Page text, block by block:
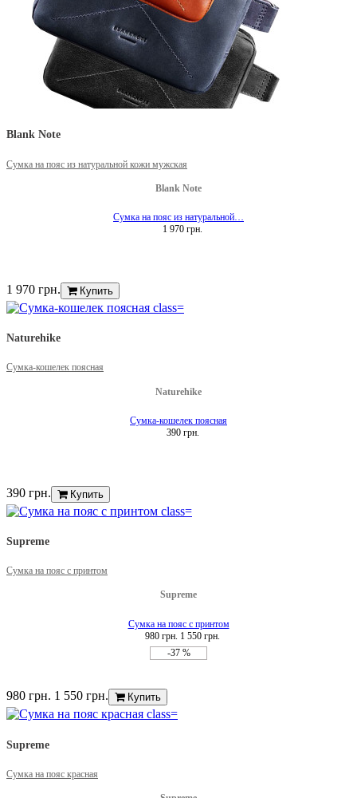
Blank Note
Сумка на пояс из натуральной кожи мужская
Blank Note
Сумка на пояс из натуральной…
1 970 грн.
1 970 грн. Купить
Naturehike
Сумка-кошелек поясная
Naturehike
Сумка-кошелек поясная
390 грн.
390 грн. Купить
Supreme
Сумка на пояс с принтом
Supreme
Сумка на пояс с принтом
980 грн. 1 550 грн.
-37 %
980 грн. 1 550 грн. Купить
Supreme
Сумка на пояс красная